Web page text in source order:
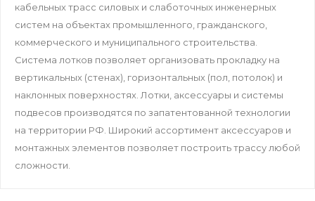
кабельных трасс силовых и слаботочных инженерных
систем на объектах промышленного, гражданского,
коммерческого и муниципального строительства.
Система лотков позволяет организовать прокладку на
вертикальных (стенах), горизонтальных (пол, потолок) и
наклонных поверхностях. Лотки, аксессуары и системы
подвесов производятся по запатентованной технологии
на территории РФ. Широкий ассортимент аксессуаров и
монтажных элементов позволяет построить трассу любой
сложности.